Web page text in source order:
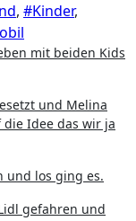
, #Kinder,
mit beiden Kids
und Melina
Idee das wir ja
und los ging es.
gefahren und